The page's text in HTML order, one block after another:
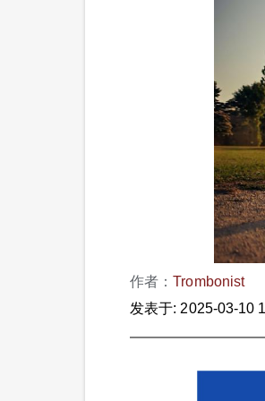
作者：Trombonist
发表于: 2025-03-10